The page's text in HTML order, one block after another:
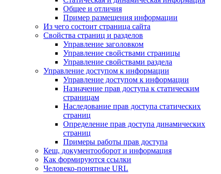
Общее и отличия
Пример размещения информации
Из чего состоит страница сайта
Свойства страниц и разделов
Управление заголовком
Управление свойствами страницы
Управление свойствами раздела
Управление доступом к информации
Управление доступом к информации
Назначение прав доступа к статическим
страницам
Наследование прав доступа статических
страниц
Определение прав доступа динамических
страниц
Примеры работы прав доступа
Кеш, документооборот и информация
Как формируются ссылки
Человеко-понятные URL